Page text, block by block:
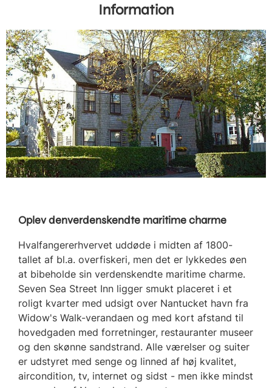
Information
Oplev denverdenskendte maritime charme
Hvalfangererhvervet uddøde i midten af 1800-
tallet af bl.a. overfiskeri, men det er lykkedes øen
at bibeholde sin verdenskendte maritime charme.
Seven Sea Street Inn ligger smukt placeret i et
roligt kvarter med udsigt over Nantucket havn fra
Widow's Walk-verandaen og med kort afstand til
hovedgaden med forretninger, restauranter museer
og den skønne sandstrand. Alle værelser og suiter
er udstyret med senge og linned af høj kvalitet,
aircondition, tv, internet og sidst - men ikke mindst